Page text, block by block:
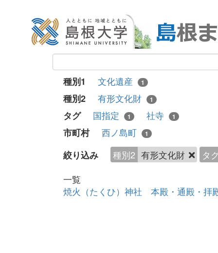
種別1 文化遺産 1
種別2 有形文化財 1
タグ 国指定 1 社寺 1
市町村 西ノ島町 1
絞り込み 種別2 有形文化財
タ
一覧
焼火（たくひ）神社 本殿・通殿・拝